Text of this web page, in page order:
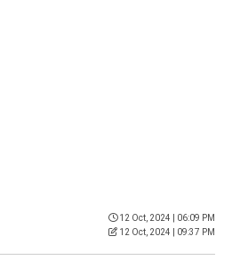
12 Oct, 2024 | 06:09 PM
12 Oct, 2024 | 09:37 PM